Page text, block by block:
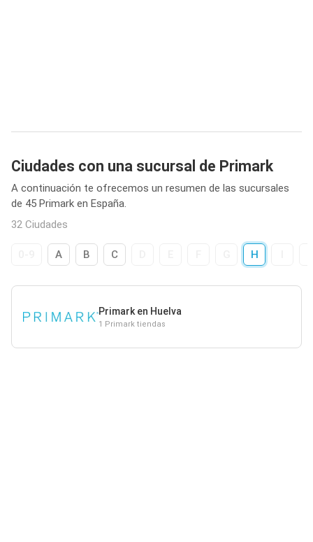
Ciudades con una sucursal de Primark
A continuación te ofrecemos un resumen de las sucursales
de 45 Primark en España.
32 Ciudades
A B C H
Primark en Huelva
1 Primark tiendas